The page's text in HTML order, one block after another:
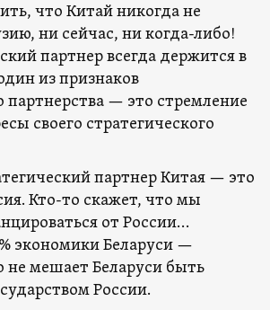
что Китай никогда не
ни сейчас, ни когда-либо!
партнер всегда держится в
из признаков
партнерства — это стремление
своего стратегического
партнер Китая — это
Кто-то скажет, что мы
от России…
экономики Беларуси —
не мешает Беларуси быть
России.